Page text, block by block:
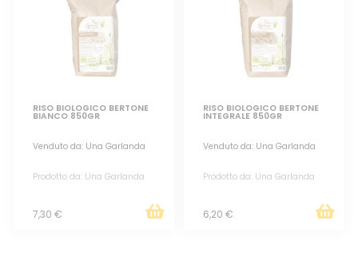
RISO BIOLOGICO BERTONE
BIANCO 850GR
Venduto da: Una Garlanda
Prodotto da: Una Garlanda
7,30 €
RISO BIOLOGICO BERTONE
INTEGRALE 850GR
Venduto da: Una Garlanda
Prodotto da: Una Garlanda
6,20 €